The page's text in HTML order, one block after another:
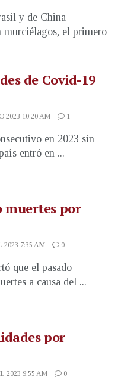
y de China
murciélagos, el primero
de Covid-19
2023 10:20 AM 1
en 2023 sin
entró en ...
muertes por
2023 7:35 AM 0
que el pasado
a causa del ...
por
2023 9:55 AM 0